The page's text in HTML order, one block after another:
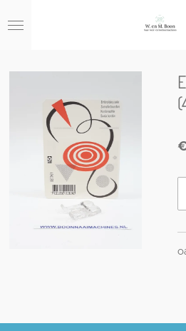
direct